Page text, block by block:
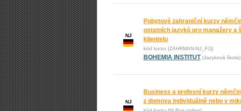
NJ
Pobytové zahraniční kurzy
ostatních jazyků pro manažery a
klientelu
kód kurzu (ZAHRMAN-NJ_FJ))
BOHEMIA INSTITUT (Jazyková škola)
NJ
Business a profesní kurzy
z domova individuálně nebo v